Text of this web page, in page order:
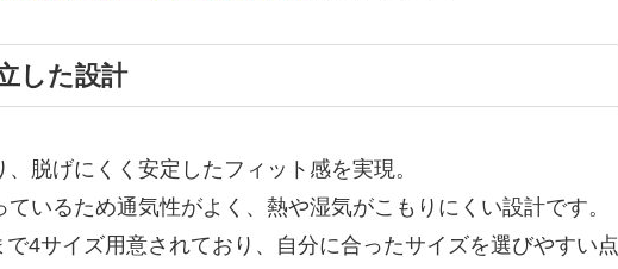
した設計
脱げにくく安定したフィット感を実現。
いるため通気性がよく、熱や湿気がこもりにくい設計です。
4サイズ用意されており、自分に合ったサイズを選びやすい点